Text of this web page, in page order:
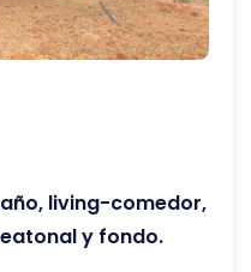
living-comedor,
y fondo.